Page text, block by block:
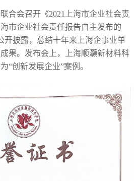
合会召开《2021上海市企业社会责
市企业社会责任报告自主发布的
开披露，总结十年来上海企事业单
果。发布会上，上海顺灏新材料科
“创新发展企业”案例。